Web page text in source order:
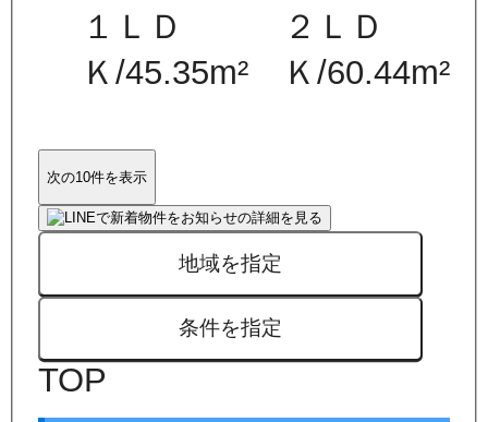
１ＬＤ
Ｋ/45.35m²
２ＬＤ
Ｋ /60.44m²
次の10件を表示
地域を指定
条件を指定
TOP